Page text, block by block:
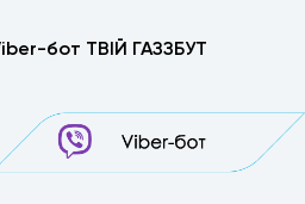
бот ТВІЙ ГАЗЗБУТ